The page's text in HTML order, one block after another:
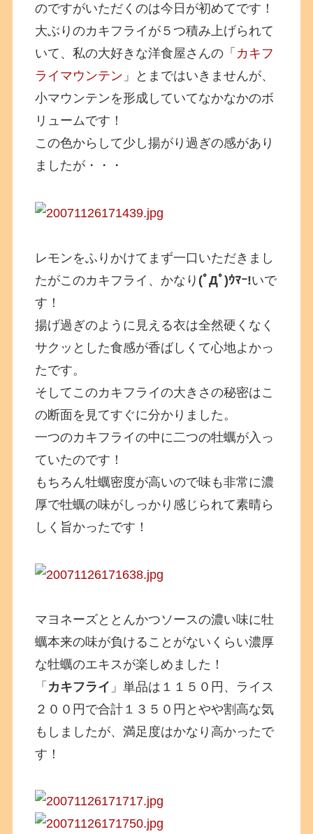
のですがいただくのは今日が初めてです！
大ぶりのカキフライが５つ積み上げられて
いて、私の大好きな洋食屋さんの「 カキフ
ライマウンテン 」とまではいきませんが、
小マウンテンを形成していてなかなかのボ
リュームです！
この色からして少し揚がり過ぎの感があり
ましたが・・・
レモンをふりかけてまず一口いただきまし
たがこのカキフライ、かなり (ﾟДﾟ)ｳﾏｰ!いで
す！
揚げ過ぎのように見える衣は全然硬くなく
サクッとした食感が香ばしくて心地よかっ
たです。
そしてこのカキフライの大きさの秘密はこ
の断面を見てすぐに分かりました。
一つのカキフライの中に二つの牡蠣が入っ
ていたのです！
もちろん牡蠣密度が高いので味も非常に濃
厚で牡蠣の味がしっかり感じられて素晴ら
しく旨かったです！
マヨネーズととんかつソースの濃い味に牡
蠣本来の味が負けることがないくらい濃厚
な牡蠣のエキスが楽しめました！
「 カキフライ 」単品は１１５０円、ライス
２００円で合計１３５０円とやや割高な気
もしましたが、満足度はかなり高かったで
す！